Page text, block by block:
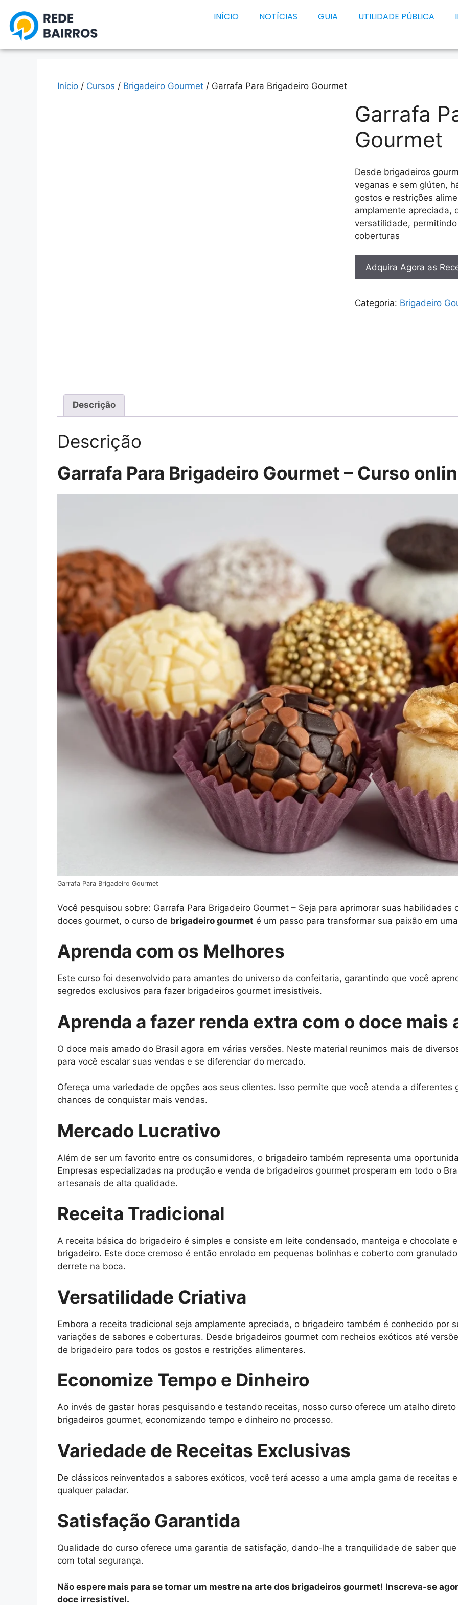
INÍCIO NOTÍCIAS GUIA UTILIDADE PÚBLICA
Início / Cursos / Brigadeiro Gourmet / Garrafa Para Brigadeiro Gourmet
Garrafa
Gourmet
Desde brigadeiros
veganas e sem glúten,
gostos e restrições
amplamente apreciada,
versatilidade,
coberturas
Adquira Agora as
Categoria: Brigadeiro
Descrição
Descrição
Garrafa Para Brigadeiro Gourmet – Curso
Garrafa Para Brigadeiro Gourmet
Você pesquisou sobre: Garrafa Para Brigadeiro Gourmet – Seja para aprimorar suas
doces gourmet, o curso de brigadeiro gourmet é um passo para transformar sua paixão em
Aprenda com os Melhores
Este curso foi desenvolvido para amantes do universo da confeitaria, garantindo que você
segredos exclusivos para fazer brigadeiros gourmet irresistíveis.
Aprenda a fazer renda extra com o doce mais
O doce mais amado do Brasil agora em várias versões. Neste material reunimos mais de
para você escalar suas vendas e se diferenciar do mercado.
Ofereça uma variedade de opções aos seus clientes. Isso permite que você atenda a
chances de conquistar mais vendas.
Mercado Lucrativo
Além de ser um favorito entre os consumidores, o brigadeiro também representa uma
Empresas especializadas na produção e venda de brigadeiros gourmet prosperam em todo o
artesanais de alta qualidade.
Receita Tradicional
A receita básica do brigadeiro é simples e consiste em leite condensado, manteiga e chocolate
brigadeiro. Este doce cremoso é então enrolado em pequenas bolinhas e coberto com
derrete na boca.
Versatilidade Criativa
Embora a receita tradicional seja amplamente apreciada, o brigadeiro também é conhecido por
variações de sabores e coberturas. Desde brigadeiros gourmet com recheios exóticos até
de brigadeiro para todos os gostos e restrições alimentares.
Economize Tempo e Dinheiro
Ao invés de gastar horas pesquisando e testando receitas, nosso curso oferece um atalho
brigadeiros gourmet, economizando tempo e dinheiro no processo.
Variedade de Receitas Exclusivas
De clássicos reinventados a sabores exóticos, você terá acesso a uma ampla gama de receitas
qualquer paladar.
Satisfação Garantida
Qualidade do curso oferece uma garantia de satisfação, dando-lhe a tranquilidade de saber
com total segurança.
Não espere mais para se tornar um mestre na arte dos brigadeiros gourmet! Inscreva-se
doce irresistível.